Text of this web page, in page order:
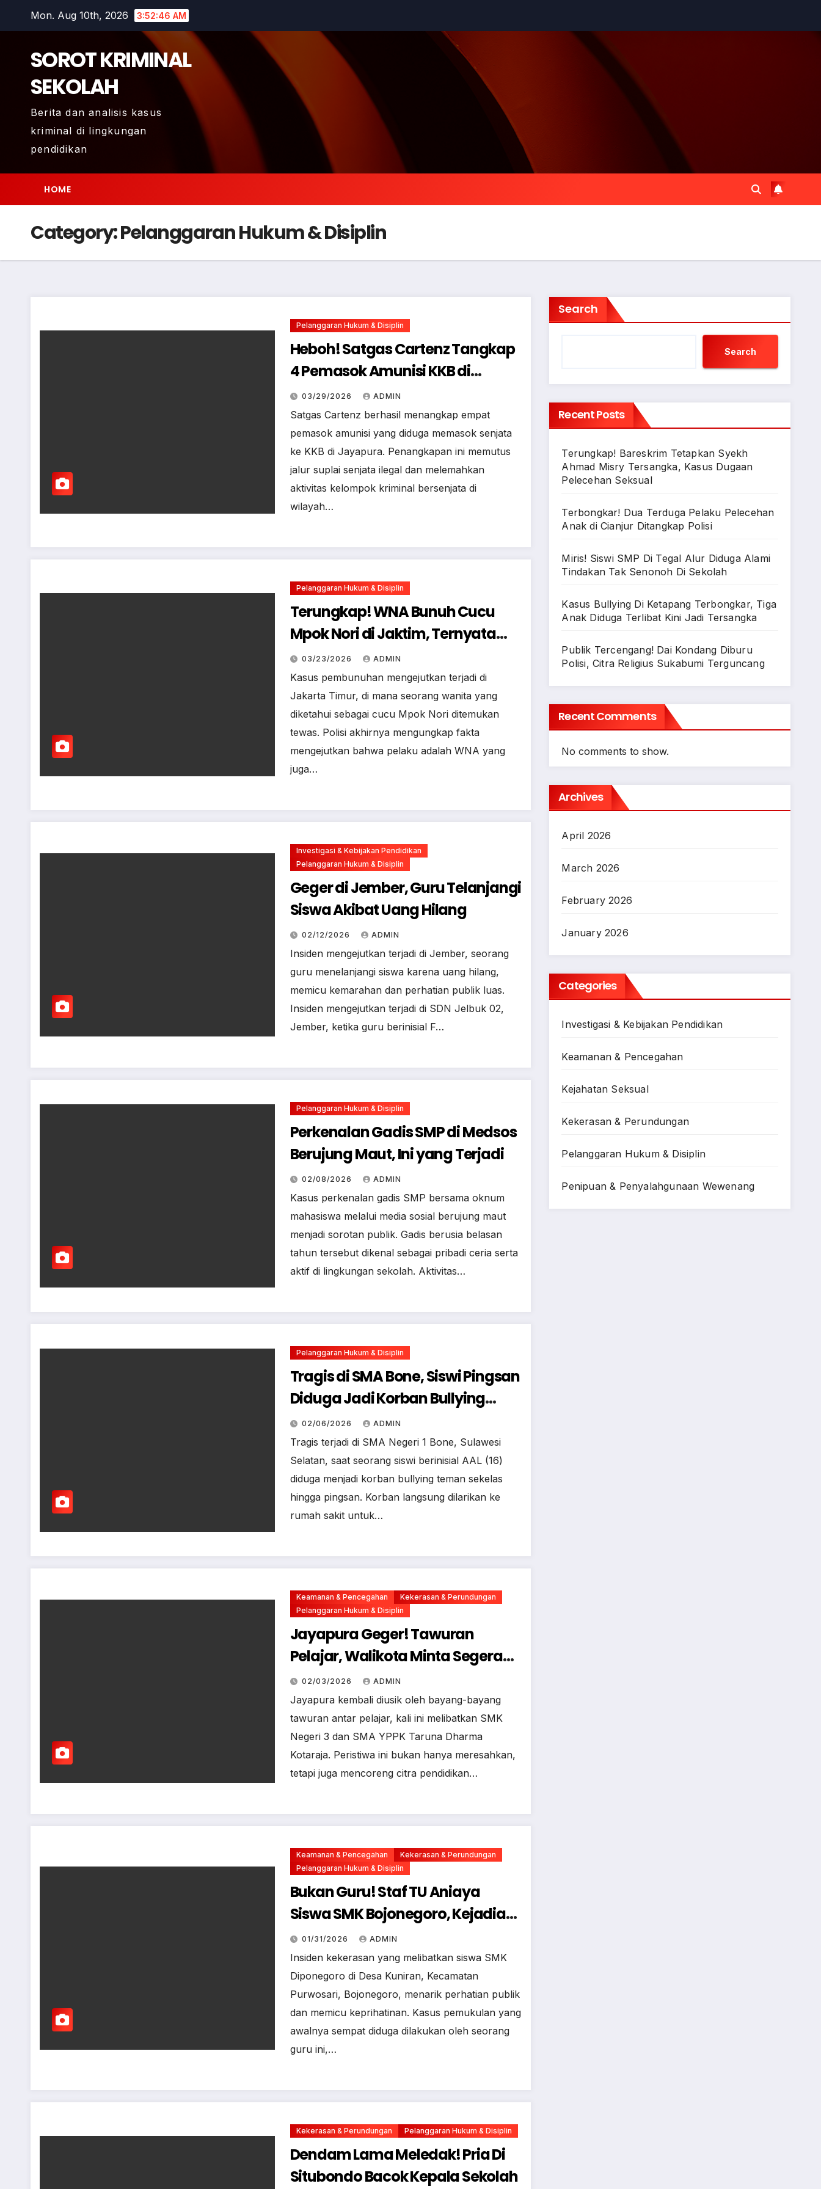
Mon. Aug 10th, 2026 3:52:47 AM
SOROT KRIMINAL
SEKOLAH
Berita dan analisis kasus
kriminal di lingkungan
pendidikan
HOME
Category:Pelanggaran Hukum & Disiplin
Pelanggaran Hukum & Disiplin
Heboh! Satgas Cartenz Tangkap
4 Pemasok Amunisi KKB di
Jayapura
03/29/2026 ADMIN
Satgas Cartenz berhasil menangkap empat
pemasok amunisi yang diduga memasok senjata
ke KKB di Jayapura. Penangkapan ini memutus
jalur suplai senjata ilegal dan melemahkan
aktivitas kelompok kriminal bersenjata di
wilayah…
Pelanggaran Hukum & Disiplin
Terungkap! WNA Bunuh Cucu
Mpok Nori di Jaktim, Ternyata
Suami Siri Korban
03/23/2026 ADMIN
Kasus pembunuhan mengejutkan terjadi di
Jakarta Timur, di mana seorang wanita yang
diketahui sebagai cucu Mpok Nori ditemukan
tewas. Polisi akhirnya mengungkap fakta
mengejutkan bahwa pelaku adalah WNA yang
juga…
Investigasi & Kebijakan Pendidikan
Pelanggaran Hukum & Disiplin
Geger di Jember, Guru Telanjangi
Siswa Akibat Uang Hilang
02/12/2026 ADMIN
Insiden mengejutkan terjadi di Jember, seorang
guru menelanjangi siswa karena uang hilang,
memicu kemarahan dan perhatian publik luas.
Insiden mengejutkan terjadi di SDN Jelbuk 02,
Jember, ketika guru berinisial F…
Pelanggaran Hukum & Disiplin
Perkenalan Gadis SMP di Medsos
Berujung Maut, Ini yang Terjadi
02/08/2026 ADMIN
Kasus perkenalan gadis SMP bersama oknum
mahasiswa melalui media sosial berujung maut
menjadi sorotan publik. Gadis berusia belasan
tahun tersebut dikenal sebagai pribadi ceria serta
aktif di lingkungan sekolah. Aktivitas…
Pelanggaran Hukum & Disiplin
Tragis di SMA Bone, Siswi Pingsan
Diduga Jadi Korban Bullying
Teman Sekelas
02/06/2026 ADMIN
Tragis terjadi di SMA Negeri 1 Bone, Sulawesi
Selatan, saat seorang siswi berinisial AAL (16)
diduga menjadi korban bullying teman sekelas
hingga pingsan. Korban langsung dilarikan ke
rumah sakit untuk…
Keamanan & Pencegahan
Kekerasan & Perundungan
Pelanggaran Hukum & Disiplin
Jayapura Geger! Tawuran
Pelajar, Walikota Minta Segera
Dihentikan
02/03/2026 ADMIN
Jayapura kembali diusik oleh bayang-bayang
tawuran antar pelajar, kali ini melibatkan SMK
Negeri 3 dan SMA YPPK Taruna Dharma
Kotaraja. Peristiwa ini bukan hanya meresahkan,
tetapi juga mencoreng citra pendidikan…
Keamanan & Pencegahan
Kekerasan & Perundungan
Pelanggaran Hukum & Disiplin
Bukan Guru! Staf TU Aniaya
Siswa SMK Bojonegoro, Kejadian
Berakhir Damai
01/31/2026 ADMIN
Insiden kekerasan yang melibatkan siswa SMK
Diponegoro di Desa Kuniran, Kecamatan
Purwosari, Bojonegoro, menarik perhatian publik
dan memicu keprihatinan. Kasus pemukulan yang
awalnya sempat diduga dilakukan oleh seorang
guru ini,…
Kekerasan & Perundungan Pelanggaran Hukum & Disiplin
Dendam Lama Meledak! Pria Di
Situbondo Bacok Kepala Sekolah
Search
Search
Recent Posts
Terungkap! Bareskrim Tetapkan Syekh
Ahmad Misry Tersangka, Kasus Dugaan
Pelecehan Seksual
Terbongkar! Dua Terduga Pelaku Pelecehan
Anak di Cianjur Ditangkap Polisi
Miris! Siswi SMP Di Tegal Alur Diduga Alami
Tindakan Tak Senonoh Di Sekolah
Kasus Bullying Di Ketapang Terbongkar, Tiga
Anak Diduga Terlibat Kini Jadi Tersangka
Publik Tercengang! Dai Kondang Diburu
Polisi, Citra Religius Sukabumi Terguncang
Recent Comments
No comments to show.
Archives
April 2026
March 2026
February 2026
January 2026
Categories
Investigasi & Kebijakan Pendidikan
Keamanan & Pencegahan
Kejahatan Seksual
Kekerasan & Perundungan
Pelanggaran Hukum & Disiplin
Penipuan & Penyalahgunaan Wewenang